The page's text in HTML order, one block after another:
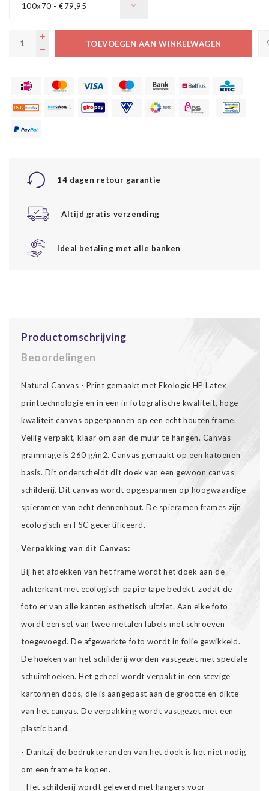
100x70 - €79,95
TOEVOEGEN AAN WINKELWAGEN
14 dagen retour garantie
Altijd gratis verzending
Ideal betaling met alle banken
Productomschrijving
Beoordelingen
Natural Canvas - Print gemaakt met Ekologic HP Latex
printtechnologie en in een in fotografische kwaliteit, hoge
kwaliteit canvas opgespannen op een echt houten frame.
Veilig verpakt, klaar om aan de muur te hangen. Canvas
grammage is 260 g/m2. Canvas gemaakt op een katoenen
basis. Dit onderscheidt dit doek van een gewoon canvas
schilderij. Dit canvas wordt opgespannen op hoogwaardige
spieramen van echt dennenhout. De spieramen frames zijn
ecologisch en FSC gecertificeerd.
Verpakking van dit Canvas:
Bij het afdekken van het frame wordt het doek aan de
achterkant met ecologisch papiertape bedekt, zodat de
foto er van alle kanten esthetisch uitziet. Aan elke foto
wordt een set van twee metalen labels met schroeven
toegevoegd. De afgewerkte foto wordt in folie gewikkeld.
De hoeken van het schilderij worden vastgezet met speciale
schuimhoeken. Het geheel wordt verpakt in een stevige
kartonnen doos, die is aangepast aan de grootte en dikte
van het canvas. De verpakking wordt vastgezet met een
plastic band.
- Dankzij de bedrukte randen van het doek is het niet nodig
om een frame te kopen.
- Het schilderij wordt geleverd met hangers voor